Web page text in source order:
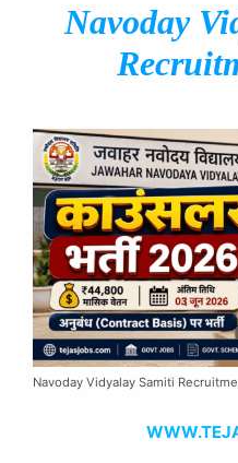
Navoday
Navoday Vidyalay Samiti